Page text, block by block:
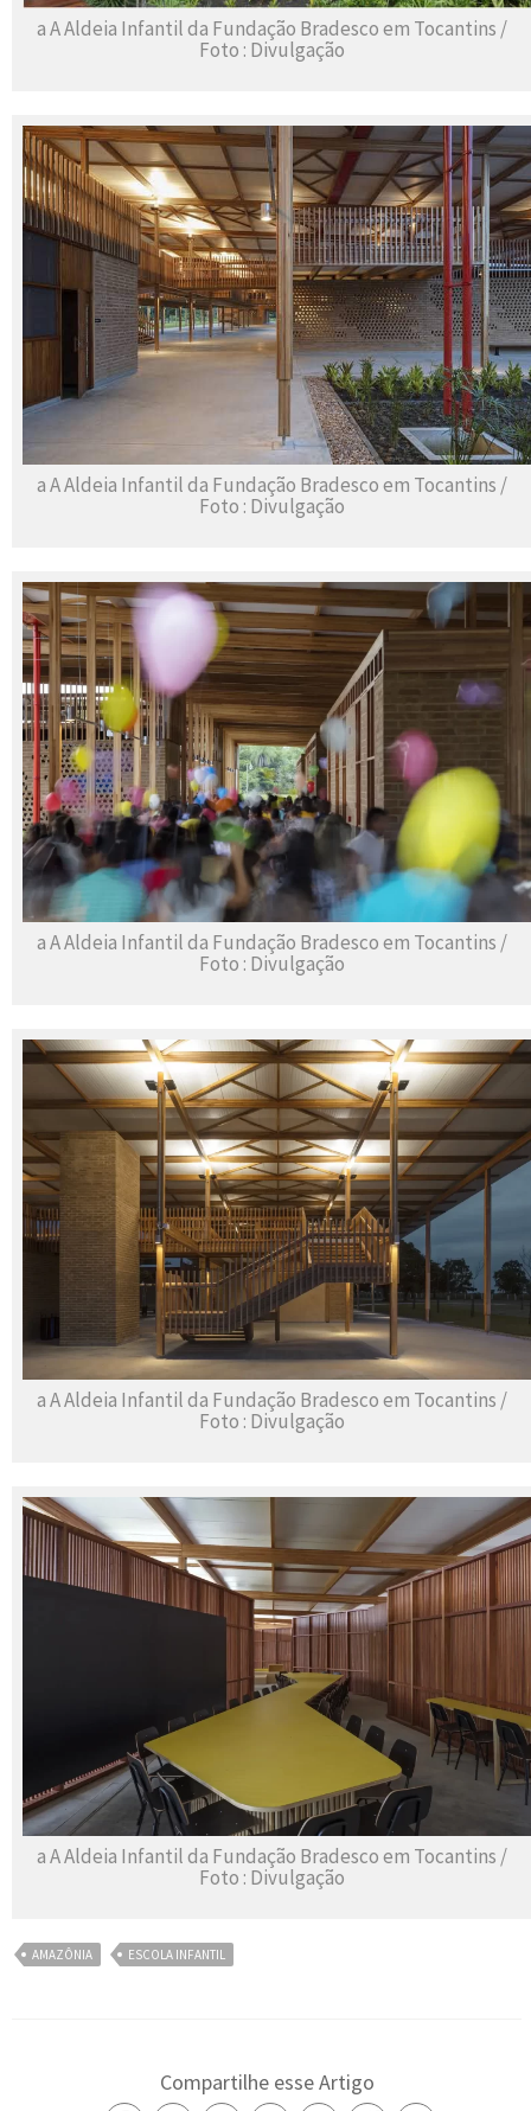
a A Aldeia Infantil da Fundação Bradesco em Tocantins /
Foto : Divulgação
a A Aldeia Infantil da Fundação Bradesco em Tocantins /
Foto : Divulgação
a A Aldeia Infantil da Fundação Bradesco em Tocantins /
Foto : Divulgação
a A Aldeia Infantil da Fundação Bradesco em Tocantins /
Foto : Divulgação
a A Aldeia Infantil da Fundação Bradesco em Tocantins /
Foto : Divulgação
AMAZÔNIA ESCOLA INFANTIL
Compartilhe esse Artigo